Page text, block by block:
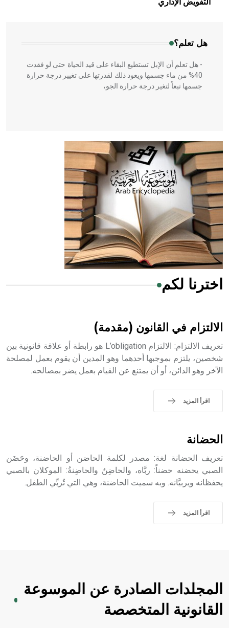
التفويض الإداري
هل تعلم؟
المعمار على بناء مداميكه وخاصة في الواجهات
- هل تعلم أن الإبل تستطيع البقاء على قيد الحياة حتى لو فقدت
40% من ماء جسمها ويعود ذلك لقدرتها على تغيير درجة حرارة
جسمها تبعاً لتغير درجة حرارة الجو،
- هل تعلم أن أبقراط كتب في الطب أربعة مؤلفات هي:
الحكم، الأدلة، تنظيم التغذية، ورسالته في جروح الرأس. ويعود
له الفضل بأنه حرر الطب من الدين والفلسفة.
- هل تعلم أن المرجان إفراز حيواني يتكون في البحر ويتركب
من مادة كربونات الكلسيوم، وهو أحمر أو شديد الحمرة وهو
أجود أنواعه، ويمتاز بكبر الحجم ويسمى الش
هل تعلم أن الأبسيد كلمة فرنسية اللفظ تم اعتمادها مصطلحاً
- هل تعلم أن أبجر Abgar اسم معروف جيداً يعود إلى عدد من
التاسع، وهم ينتسبون إلى أسرة أوسروين
sign تكتب منفصلة غير متصلة، وتعتمد المبدأ الأكوروفوني،
حيث تقتصر القيمة الصوتية للعلامة الك
اخترنا لكم
الالتزام في القانون (مقدمة)
تعريف الالتزام: الالتزام L’obligation هو رابطة أو علاقة قانونية بين
شخصين، يلتزم بموجبها أحدهما وهو المدين أن يقوم بعمل لمصلحة
الآخر وهو الدائن، أو أن يمتنع عن القيام بعمل يضر بمصالحه.
اقرأ المزيد
الحضانة
تعريف الحضانة لغة: مصدر لكلمة الحاضن أو الحاضنة، وحَضَن
الصبي يحضنه حضناً: ربَّاه، والحاضِنُ والحاضِنةُ: الموكلان بالصبي
يحفظانه ويربيَّانه. وبه سميت الحاضنة، وهي التي تُربِّي الطفل.
اقرأ المزيد
المجلدات الصادرة عن الموسوعة
القانونية المتخصصة